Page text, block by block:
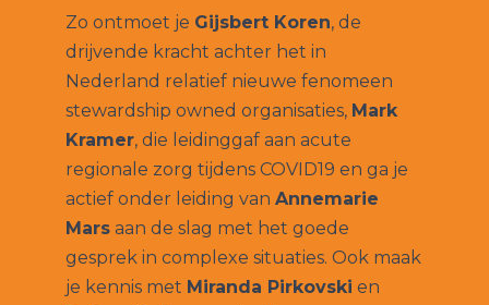
Zo ontmoet je Gijsbert Koren, de
drijvende kracht achter het in
Nederland relatief nieuwe fenomeen
stewardship owned organisaties, Mark
Kramer, die leidinggaf aan acute
regionale zorg tijdens COVID19 en ga je
actief onder leiding van Annemarie
Mars aan de slag met het goede
gesprek in complexe situaties. Ook maak
je kennis met Miranda Pirkovski en